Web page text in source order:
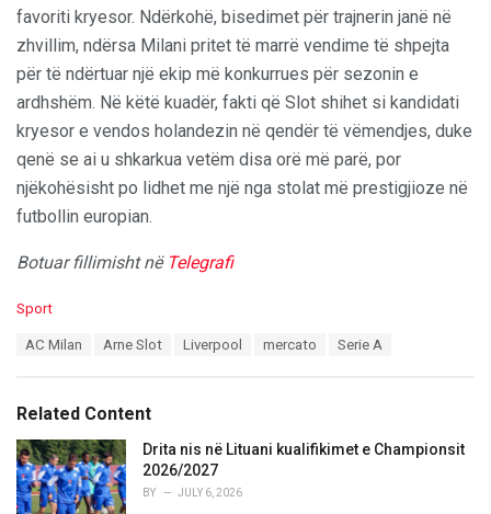
favoriti kryesor. Ndërkohë, bisedimet për trajnerin janë në
zhvillim, ndërsa Milani pritet të marrë vendime të shpejta
për të ndërtuar një ekip më konkurrues për sezonin e
ardhshëm. Në këtë kuadër, fakti që Slot shihet si kandidati
kryesor e vendos holandezin në qendër të vëmendjes, duke
qenë se ai u shkarkua vetëm disa orë më parë, por
njëkohësisht po lidhet me një nga stolat më prestigjioze në
futbollin europian.
Botuar fillimisht në Telegrafi
C
o
r
i
e
s
:
Sport
:
AC Milan Arne Slot Liverpool mercato Serie A
Related Content
Drita nis në Lituani kualifikimet e Championsit
2026/2027
BY JULY 6, 2026